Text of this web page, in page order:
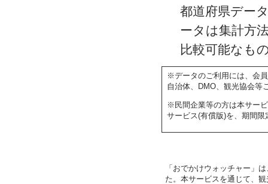
都道府県デー
ータは集計方
比較可能なも
※データのご利用には、会
自治体、DMO、観光協会等
※民間企業等の方は本サー
サービス(有償版)を、期間
「おでかけウォッチャー」
た。本サービスを通じて、